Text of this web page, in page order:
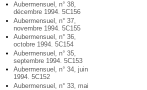
Aubermensuel, n° 38,
décembre 1994. 5C156
Aubermensuel, n° 37,
novembre 1994. 5C155
Aubermensuel, n° 36,
octobre 1994. 5C154
Aubermensuel, n° 35,
septembre 1994. 5C153
Aubermensuel, n° 34, juin
1994. 5C152
Aubermensuel, n° 33, mai